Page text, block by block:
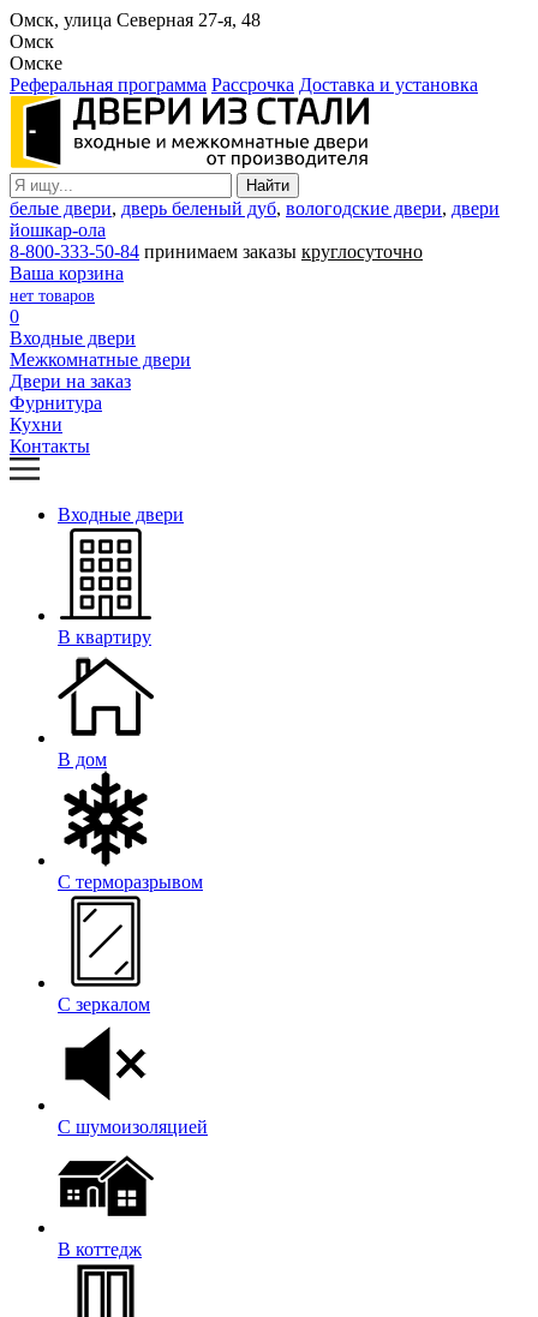
Омск, улица Северная 27-я, 48
Омск
Омске
Реферальная программа Рассрочка Доставка и установка
белые двери, дверь беленый дуб, вологодские двери, двери
йошкар-ола
8-800-333-50-84 принимаем заказы круглосуточно
Ваша корзина
нет товаров
0
Входные двери
Межкомнатные двери
Двери на заказ
Фурнитура
Кухни
Контакты
Входные двери
В квартиру
В дом
С терморазрывом
С зеркалом
С шумоизоляцией
В коттедж